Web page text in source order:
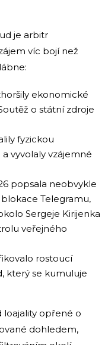
je arbitr
víc bojí než
ekonomické
o státní zdroje
fyzickou
vyvolaly vzájemné
popsala neobvykle
Telegramu,
Sergeje Kirijenka
veřejného
rostoucí
který se kumuluje
loajality opřené o
dohledem,